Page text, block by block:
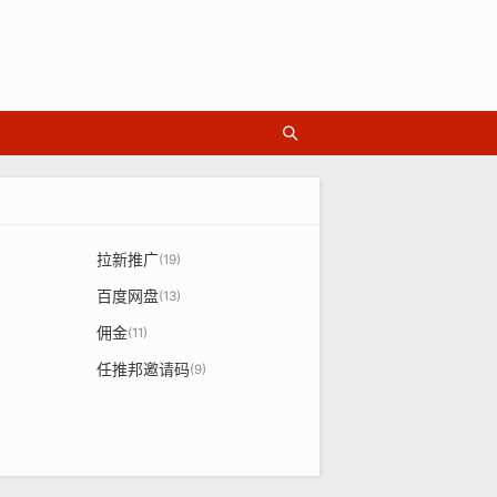
拉新推广(19)
百度网盘(13)
佣金(11)
任推邦邀请码(9)